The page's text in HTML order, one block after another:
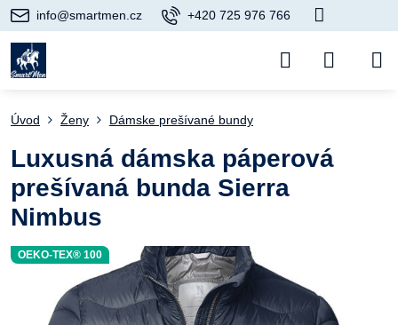
info@smartmen.cz +420 725 976 766
OEKO-TEX® 100
Úvod Ženy Dámske prešívané bundy
Luxusná dámska páperová
prešívaná bunda Sierra
Nimbus